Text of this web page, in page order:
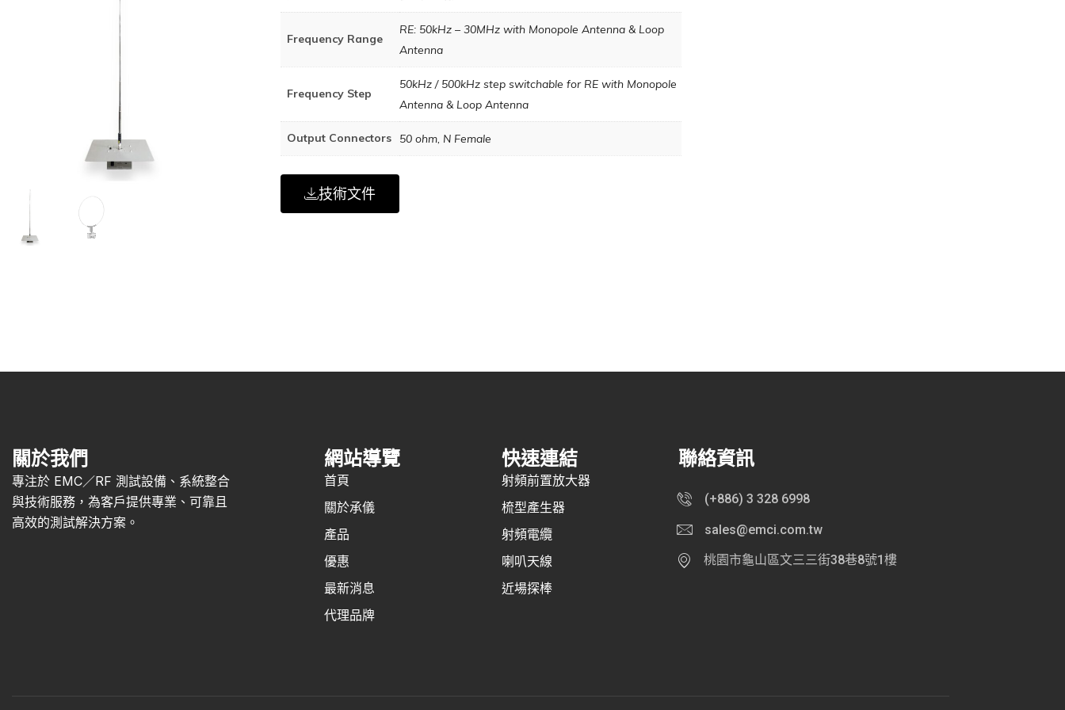
Frequency Range
RE: 50kHz – 30MHz with Monopole Antenna & Loop
Antenna
Frequency Step
50kHz / 500kHz step switchable for RE with Monopole
Antenna & Loop Antenna
Output Connectors 50 ohm, N Female
技術文件
關於我們
專注於 EMC／RF 測試設備、系統整合
與技術服務，為客戶提供專業、可靠且
高效的測試解決方案。
網站導覽
首頁
關於承儀
產品
優惠
最新消息
代理品牌
快速連結
射頻前置放大器
梳型產生器
射頻電纜
喇叭天線
近場探棒
聯絡資訊
(+886) 3 328 6998
sales@emci.com.tw
桃園市龜山區文三三街38巷8號1樓